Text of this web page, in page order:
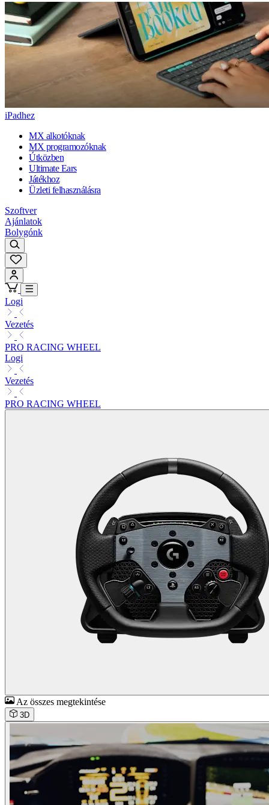
iPadhez
MX alkotóknak
MX programozóknak
Útközben
Ultimate Ears
Játékhoz
Üzleti felhasználásra
Szoftver
Ajánlatok
Bolygónk
Logi
Vezetés
PRO RACING WHEEL
Logi
Vezetés
PRO RACING WHEEL
Az összes megtekintése
3D